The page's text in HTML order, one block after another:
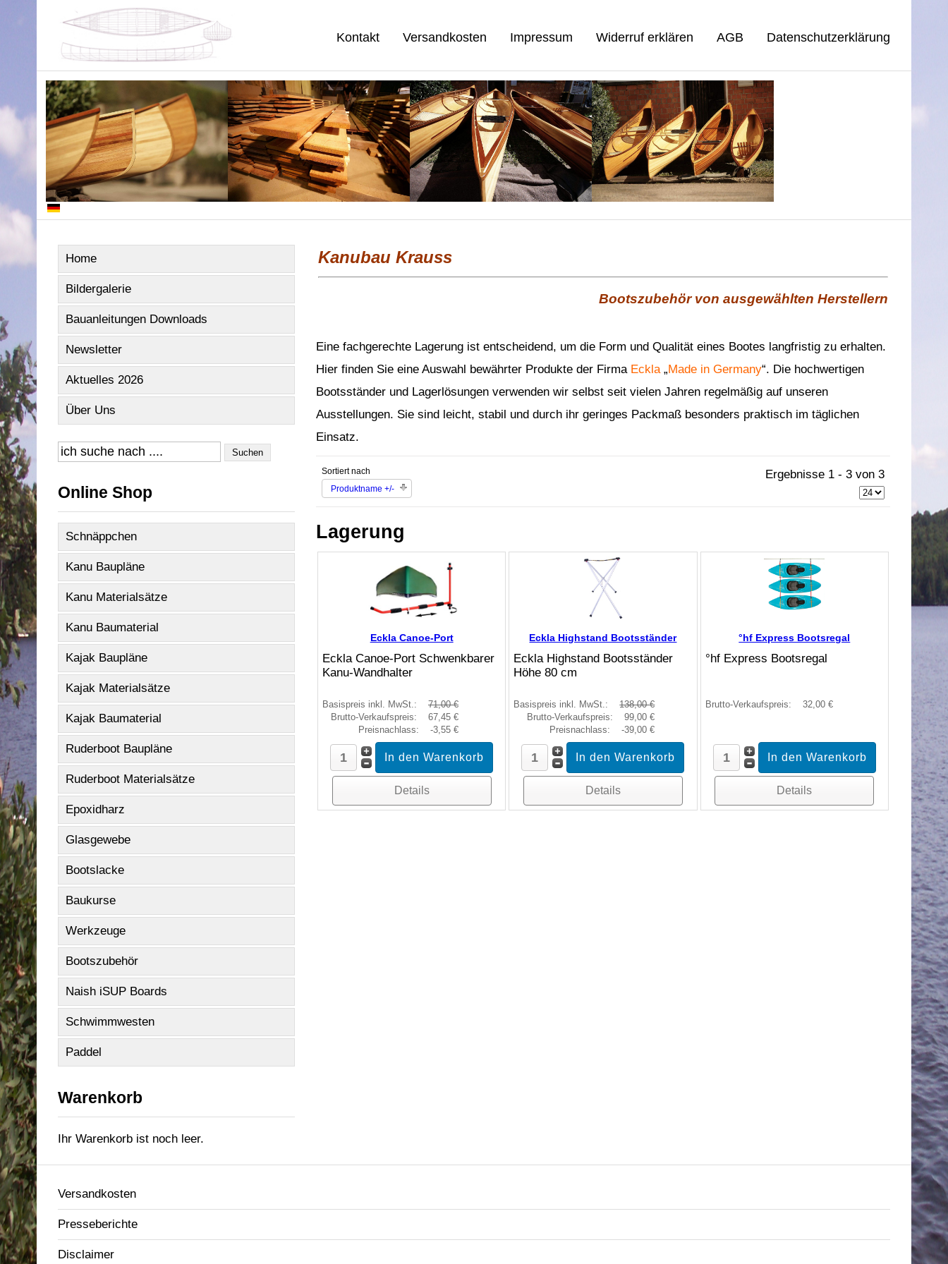
Kontakt Versandkosten Impressum Widerruf erklären AGB Datenschutzerklärung
Home
Bildergalerie
Bauanleitungen Downloads
Newsletter
Aktuelles 2026
Über Uns
Suchen
Online Shop
Schnäppchen
Kanu Baupläne
Kanu Materialsätze
Kanu Baumaterial
Kajak Baupläne
Kajak Materialsätze
Kajak Baumaterial
Ruderboot Baupläne
Ruderboot Materialsätze
Epoxidharz
Glasgewebe
Bootslacke
Baukurse
Werkzeuge
Bootszubehör
Naish iSUP Boards
Schwimmwesten
Paddel
Warenkorb
Ihr Warenkorb ist noch leer.
Kanubau Krauss
Bootszubehör von ausgewählten Herstellern
Eine fachgerechte Lagerung ist entscheidend, um die Form und Qualität eines Bootes langfristig zu erhalten.
Hier finden Sie eine Auswahl bewährter Produkte der Firma Eckla„Made in Germany“. Die hochwertigen
Bootsständer und Lagerlösungen verwenden wir selbst seit vielen Jahren regelmäßig auf unseren
Ausstellungen. Sie sind leicht, stabil und durch ihr geringes Packmaß besonders praktisch im täglichen
Einsatz.
Sortiert nach
Produktname +/-
Ergebnisse 1 - 3 von 3
Lagerung
Eckla Canoe-Port
Eckla Canoe-Port Schwenkbarer
Kanu-Wandhalter
Basispreis inkl. MwSt.:
71,00 €
Brutto-Verkaufspreis:
67,45 €
Preisnachlass:
-3,55 €
Details
Eckla Highstand Bootsständer
Eckla Highstand Bootsständer
Höhe 80 cm
Basispreis inkl. MwSt.:
138,00 €
Brutto-Verkaufspreis:
99,00 €
Preisnachlass:
-39,00 €
Details
°hf Express Bootsregal
°hf Express Bootsregal
Brutto-Verkaufspreis: 32,00 €
Details
Versandkosten
Presseberichte
Disclaimer